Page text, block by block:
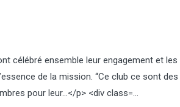
célébré ensemble leur engagement et les
de la mission. “Ce club ce sont des
pour leur…</p> <div class=...